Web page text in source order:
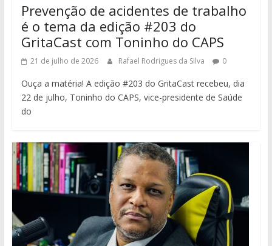
Prevenção de acidentes de trabalho
é o tema da edição #203 do
GritaCast com Toninho do CAPS
21 de julho de 2026 Rafael Rodrigues da Silva 0
Ouça a matéria! A edição #203 do GritaCast recebeu, dia
22 de julho, Toninho do CAPS, vice-presidente de Saúde
do